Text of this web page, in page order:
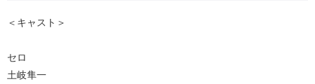
＜キャスト＞
セロ
土岐隼一